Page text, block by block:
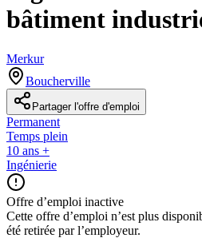
bâtiment
Merkur
Boucherville
Partager l'offre d'emploi
Permanent
Temps plein
10 ans +
Ingénierie
Offre d’emploi inactive
Cette offre d’emploi n’est plus
été retirée par l’employeur.